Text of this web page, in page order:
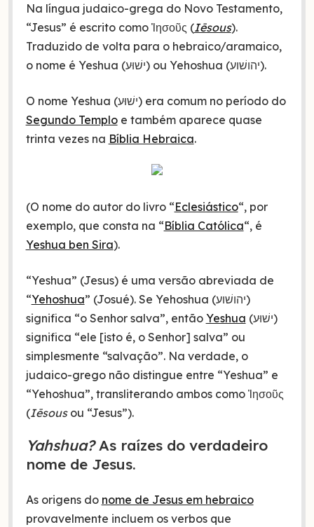
Na língua judaico-grega do Novo Testamento,
“Jesus” é escrito como Ἰησοῦς (Iēsous).
Traduzido de volta para o hebraico/aramaico,
o nome é Yeshua (ישׁוּע) ou Yehoshua (יהושׁוע).
O nome Yeshua (ישׁוּע) era comum no período do
Segundo Temploe também aparece quase
trinta vezes na Bíblia Hebraica.
(O nome do autor do livro “Eclesiástico“, por
exemplo, que consta na “Bíblia Católica“, é
Yeshua ben Sira).
“Yeshua” (Jesus) é uma versão abreviada de
“Yehoshua” (Josué). Se Yehoshua (יהושׁוע)
significa “o Senhor salva”, então Yeshua (ישׁוּע)
significa “ele [isto é, o Senhor] salva” ou
simplesmente “salvação”. Na verdade, o
judaico-grego não distingue entre “Yeshua” e
“Yehoshua”, transliterando ambos como Ἰησοῦς
(Iēsous ou “Jesus”).
Yahshua?As raízes do verdadeiro
nome de Jesus.
As origens do nome de Jesus em hebraico
provavelmente incluem os verbos que